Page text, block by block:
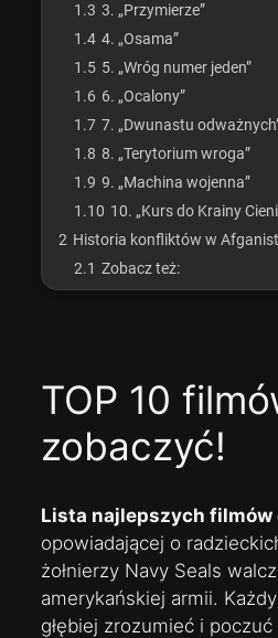
1.3 3. „Przymierze”
1.4 4. „Osama”
1.5 5. „Wróg numer jeden”
1.6 6. „Ocalony”
1.7 7. „Dwunastu
1.8 8. „Terytorium wroga”
1.9 9. „Machina wojenna”
1.10 10. „Kurs do Krainy
2 Historia konfliktów w
2.1 Zobacz też:
TOP 10
zobaczyć!
Lista najlepszych filmów
opowiadającej o
żołnierzy Navy Seals
amerykańskiej armii.
głębiej zrozumieć i